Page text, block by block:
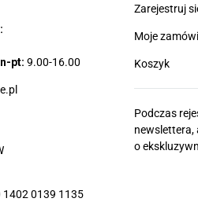
pt: 9.00-16.00
1402 0139 1135
Zarejestruj
Moje
Koszyk
Podczas
newslettera,
o